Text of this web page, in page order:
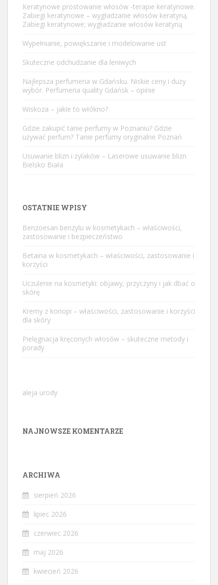
Keratynowe prostowanie włosów -terapie keratynowe.
Zabiegi keratynowe – wygładzanie włosów keratyną.
Zabiegi keratynowe; wygładzanie włosów keratyną
Wypełnianie, powiększanie i modelowanie ust
Skuteczne odchudzanie dla leniwych
Najlepsza perfumeria w Gdańsku. Niskie ceny i duży
wybór. Perfumeria quality Gdańsk – opinie
Wiskoza – jakie to włókno?
Gdzie zakupić tanie perfumy w Poznaniu? Gdzie
używać perfum? Tanie perfumy oryginalne Poznań
Usuwanie blizn i żylaków – Laserowe usuwanie blizn
Bielsko Biała
OSTATNIE WPISY
Benzoesan benzylu w kosmetykach – właściwości,
zastosowanie i bezpieczeństwo
Betaina w kosmetykach – właściwości, zastosowanie i
korzyści
Uczulenie na kosmetyki: objawy, przyczyny i jak dbać o
skórę
Kremy z konopi – właściwości, zastosowanie i korzyści
dla skóry
Pielęgnacja kręconych włosów – skuteczne metody i
porady
aleja urody
NAJNOWSZE KOMENTARZE
ARCHIWA
sierpień 2026
lipiec 2026
czerwiec 2026
maj 2026
kwiecień 2026